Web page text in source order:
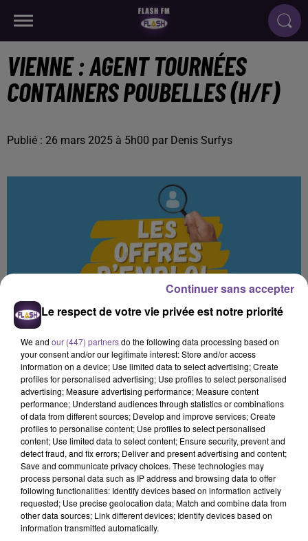
VIENNE : AGENT TOURNÉES
CONTAINERS POUBELLES (H/F)
Publié : 26 mars 2025 à 5h00 par Denis Surfys
Une société de Poitiers recherche un
agent tournées containers poubelles
(H/F).
Une société de Poitiers recherche un agent tournées
containers poubelles (H/F). Vos missions : assurer le
nettoyage et la sortie de conteneurs poubelles. Veiller au
Le respect de votre vie privée est notre priorité
We and our (447) partnersdo the following data processing based on
your consent and/or our legitimate interest: Store and/or access
information on a device; Use limited data to select advertising; Create
profiles for personalised advertising; Use profiles to select personalised
advertising; Measure advertising performance; Measure content
performance; Understand audiences through statistics or combinations
of data from different sources; Develop and improve services; Create
profiles to personalise content; Use profiles to select personalised
content; Use limited data to select content; Ensure security, prevent and
detect fraud, and fix errors; Deliver and present advertising and content;
Save and communicate privacy choices. These technologies may
process personal data such as IP address and browsing data to offer
following functionalities: Identify devices based on information actively
requested; Use precise geolocation data; Match and combine data from
other data sources; Link different devices; Identify devices based on
information transmitted automatically.
Continuer sans accepter